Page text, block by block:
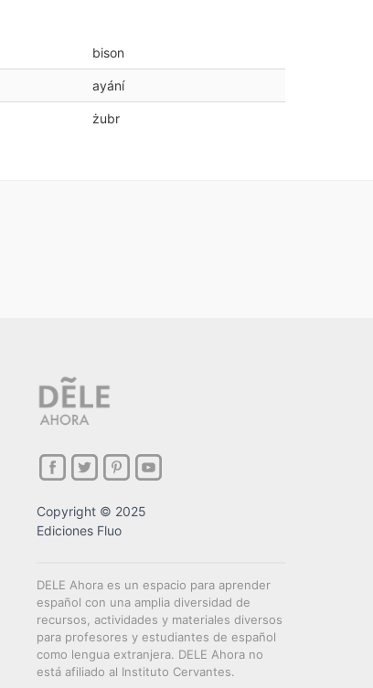
bison
ayání
żubr
Copyright © 2025
Ediciones Fluo
DELE Ahora es un espacio para aprender
español con una amplia diversidad de
recursos, actividades y materiales diversos
para profesores y estudiantes de español
como lengua extranjera. DELE Ahora no
está afiliado al Instituto Cervantes.